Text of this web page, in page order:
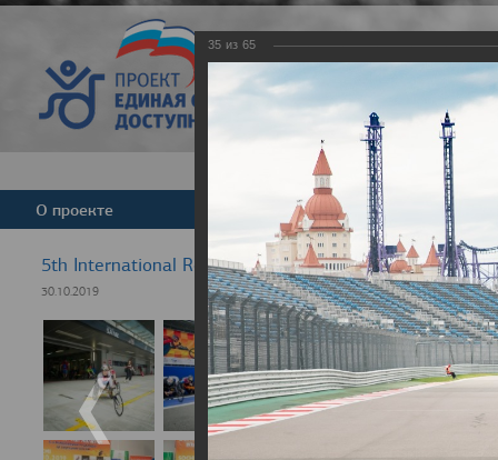
Версия для
О проекте Новости
5th International Rezept-Sport Wheelchair Half
30.10.2019
35 из 65